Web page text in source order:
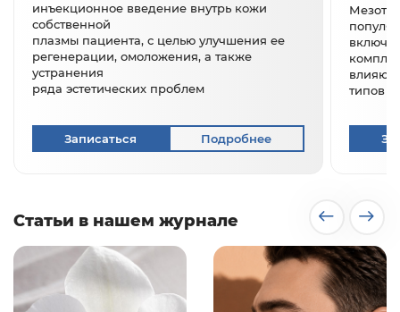
инъекционное введение внутрь кожи
собственной
плазмы пациента, с целью улучшения ее
регенерации, омоложения, а также
устранения
ряда эстетических проблем
Записаться Подробнее
типов
Статьи в нашем журнале